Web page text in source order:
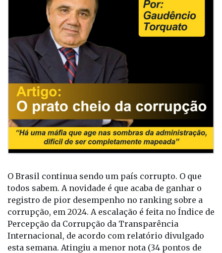
O Brasil continua sendo um país corrupto. O que
todos sabem. A novidade é que acaba de ganhar o
registro de pior desempenho no ranking sobre a
corrupção, em 2024. A escalação é feita no Índice de
Percepção da Corrupção da Transparência
Internacional, de acordo com relatório divulgado
esta semana. Atingiu a menor nota (34 pontos de